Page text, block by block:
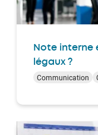
Note interne
légaux ?
Communication